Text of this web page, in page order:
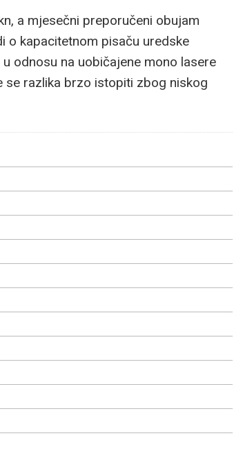
a mjesečni preporučeni obujam
o kapacitetnom pisaču uredske
odnosu na uobičajene mono lasere
se razlika brzo istopiti zbog niskog